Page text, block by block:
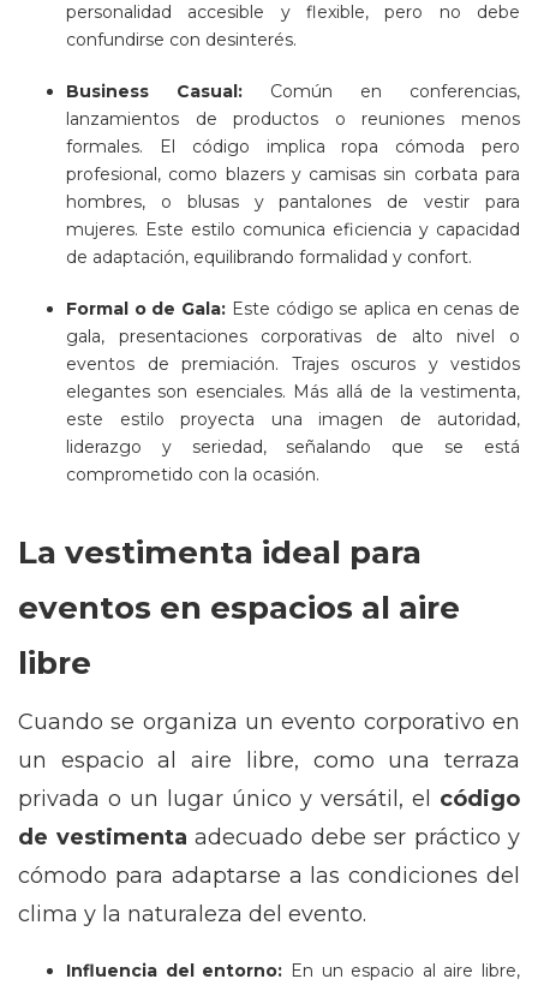
personalidad accesible y flexible, pero no debe
confundirse con desinterés.
Business Casual: Común en conferencias,
lanzamientos de productos o reuniones menos
formales. El código implica ropa cómoda pero
profesional, como blazers y camisas sin corbata para
hombres, o blusas y pantalones de vestir para
mujeres. Este estilo comunica eficiencia y capacidad
de adaptación, equilibrando formalidad y confort.
Formal o de Gala: Este código se aplica en cenas de
gala, presentaciones corporativas de alto nivel o
eventos de premiación. Trajes oscuros y vestidos
elegantes son esenciales. Más allá de la vestimenta,
este estilo proyecta una imagen de autoridad,
liderazgo y seriedad, señalando que se está
comprometido con la ocasión.
La vestimenta ideal para
eventos en espacios al aire
libre
Cuando se organiza un evento corporativo en
un espacio al aire libre, como una terraza
privada o un lugar único y versátil, el código
de vestimenta adecuado debe ser práctico y
cómodo para adaptarse a las condiciones del
clima y la naturaleza del evento.
Influencia del entorno: En un espacio al aire libre,